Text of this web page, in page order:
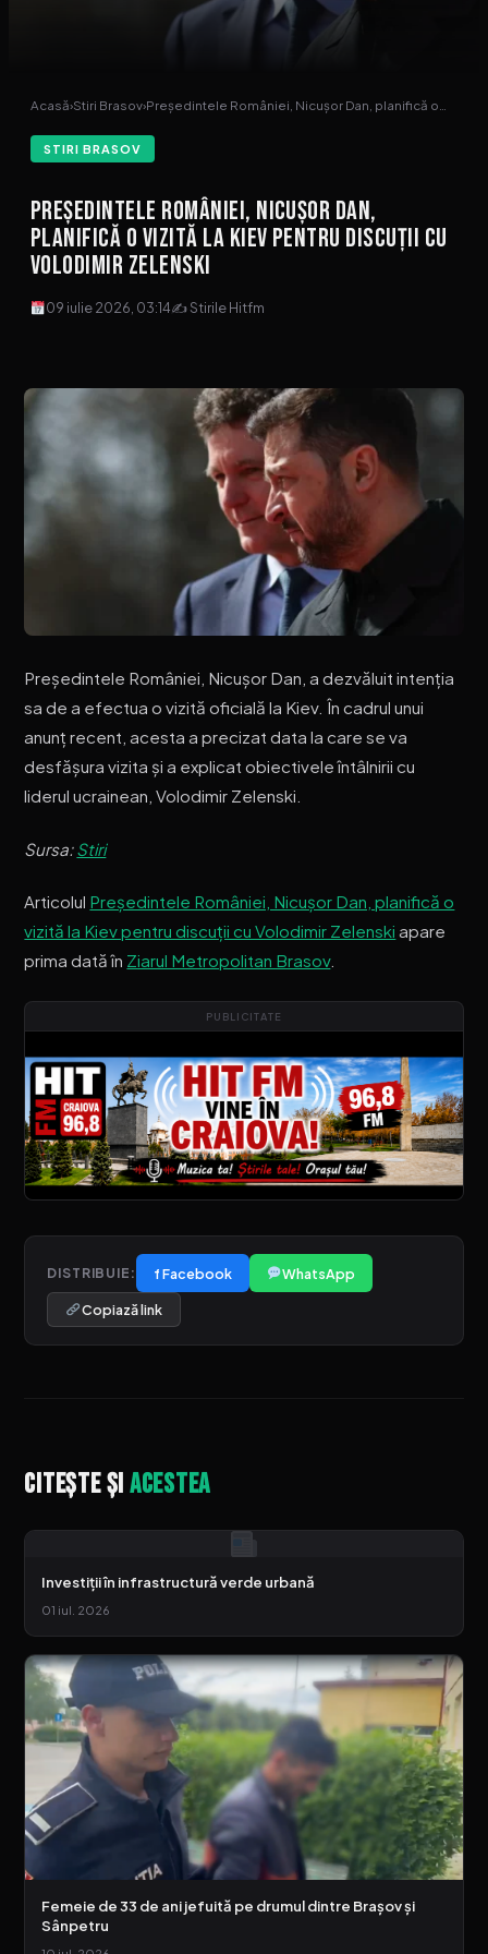
Acasă›Stiri Brasov›Președintele României, Nicușor Dan, planifică o…
STIRI BRASOV
Președintele României, Nicușor Dan,
planifică o vizită la Kiev pentru discuții cu
Volodimir Zelenski
09 iulie 2026, 03:14✍ Stirile Hitfm
Președintele României, Nicușor Dan, a dezvăluit intenția
sa de a efectua o vizită oficială la Kiev. În cadrul unui
anunț recent, acesta a precizat data la care se va
desfășura vizita și a explicat obiectivele întâlnirii cu
liderul ucrainean, Volodimir Zelenski.
Sursa:Stiri
Articolul Președintele României, Nicușor Dan, planifică o
vizită la Kiev pentru discuții cu Volodimir Zelenski apare
prima dată în Ziarul Metropolitan Brasov.
PUBLICITATE
DISTRIBUIE: f Facebook WhatsApp
Copiază link
Citește șiacestea
Investiții în infrastructură verde urbană
01 iul. 2026
Femeie de 33 de ani jefuită pe drumul dintre Brașov și
Sânpetru